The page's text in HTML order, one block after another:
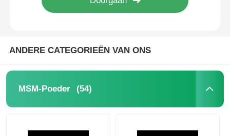
ANDERE CATEGORIEËN VAN ONS
MSM-Poeder (54)